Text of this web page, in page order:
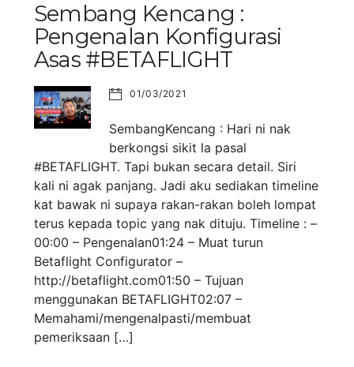
Sembang Kencang :
Pengenalan Konfigurasi
Asas #BETAFLIGHT
01/03/2021
SembangKencang : Hari ni nak
berkongsi sikit la pasal
#BETAFLIGHT. Tapi bukan secara detail. Siri
kali ni agak panjang. Jadi aku sediakan timeline
kat bawak ni supaya rakan-rakan boleh lompat
terus kepada topic yang nak dituju. Timeline : –
00:00 – Pengenalan01:24 – Muat turun
Betaflight Configurator –
http://betaflight.com01:50 – Tujuan
menggunakan BETAFLIGHT02:07 –
Memahami/mengenalpasti/membuat
pemeriksaan […]